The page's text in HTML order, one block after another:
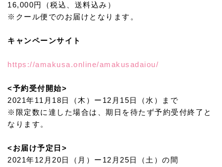
16,000円（税込、送料込み）
※クール便でのお届けとなります。
キャンペーンサイト
https://amakusa.online/amakusadaiou/
<予約受付開始>
2021年11月18日（木）ー12月15日（水）まで
※限定数に達した場合は、期日を待たず予約受付終了と
なります。
<お届け予定日>
2021年12月20日（月）ー12月25日（土）の間